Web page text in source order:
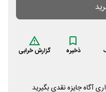
ذخیره گزارش خرابی
آگاه جایزه نقدی بگیرید